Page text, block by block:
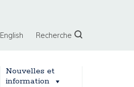
English Recherche
Nouvelles et
information